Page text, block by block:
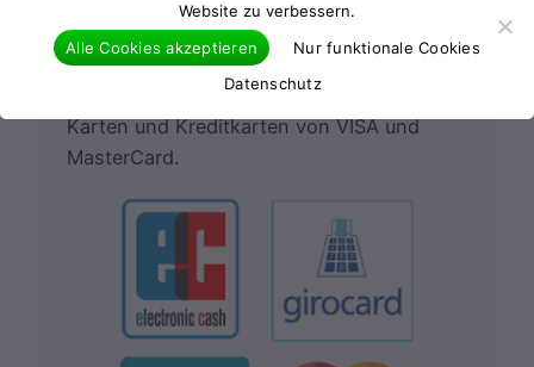
Schlüssel verloren oder vergessen
Sie können bei uns bequem und sicher mit
Karte bezahlen. Wir akzeptieren EC-
Karten und Kreditkarten von VISA und
MasterCard.
Website zu verbessern.
Alle Cookies akzeptieren
Nur funktionale Cookies
Datenschutz